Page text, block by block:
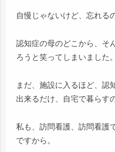
自慢じゃないけど、忘れる
認知症の母のどこから、そ
ろうと笑ってしまいました。
まだ、施設に入るほど、認
出来るだけ、自宅で暮らす
私も、訪問看護、訪問看護
ですから。